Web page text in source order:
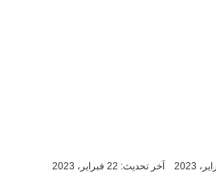
آخر تحديث: 22 فبراير، 2023